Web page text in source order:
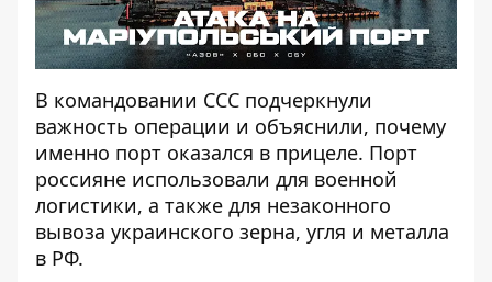
В командовании ССС подчеркнули
важность операции и объяснили, почему
именно порт оказался в прицеле. Порт
россияне использовали для военной
логистики, а также для незаконного
вывоза украинского зерна, угля и металла
в РФ.